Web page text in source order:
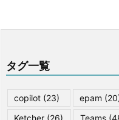
タグ一覧
copilot (23) epam